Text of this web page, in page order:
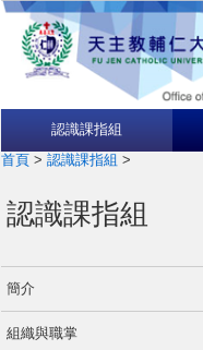
認識課指組
首頁 > 認識課指組 >
認識課指組
簡介
組織與職掌